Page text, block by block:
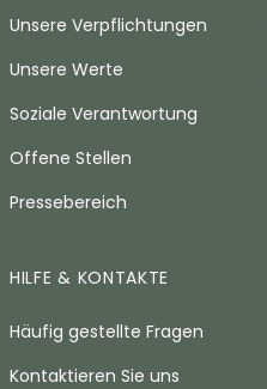
Unsere Verpflichtungen
Unsere Werte
Soziale Verantwortung
Offene Stellen
Pressebereich
HILFE & KONTAKTE
Häufig gestellte Fragen
Kontaktieren Sie uns